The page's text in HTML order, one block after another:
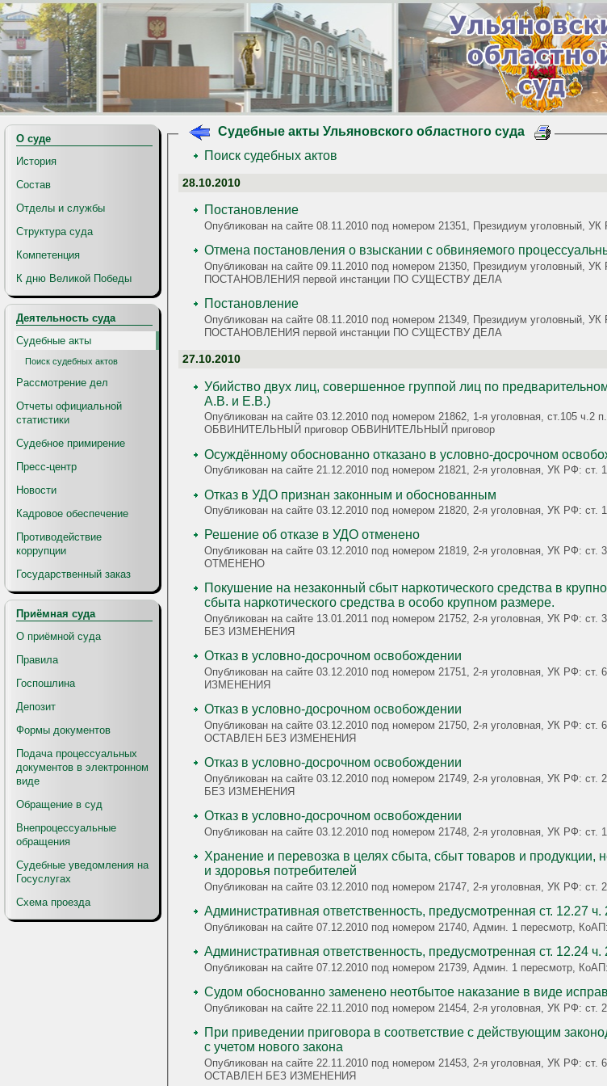
О суде
История
Состав
Отделы и службы
Структура суда
Компетенция
К дню Великой Победы
Деятельность суда
Судебные акты
Поиск судебных актов
Рассмотрение дел
Отчеты официальной
статистики
Судебное примирение
Пресс-центр
Новости
Кадровое обеспечение
Противодействие
коррупции
Государственный заказ
Приёмная суда
О приёмной суда
Правила
Госпошлина
Депозит
Формы документов
Подача процессуальных
документов в электронном
виде
Обращение в суд
Внепроцессуальные
обращения
Судебные уведомления на
Госуслугах
Схема проезда
Судебные акты Ульяновского областного суда
Поиск судебных актов
28.10.2010
Постановление
Опубликован на сайте 08.11.2010 под номером 21351, Президиум
Отмена постановления о взыскании с обвиняемого
Опубликован на сайте 09.11.2010 под номером 21350, Президиум уголовный,
ПОСТАНОВЛЕНИЯ первой инстанции ПО СУЩЕСТВУ ДЕЛА
Постановление
Опубликован на сайте 08.11.2010 под номером 21349, Президиум уголовный,
ПОСТАНОВЛЕНИЯ первой инстанции ПО СУЩЕСТВУ ДЕЛА
27.10.2010
Убийство двух лиц, совершенное группой лиц по
А.В. и Е.В.)
Опубликован на сайте 03.12.2010 под номером 21862, 1-я уголовная, ст.105 ч.2 п.п.а,в,ж,з; ст.162 ч.4 п.в;
ОБВИНИТЕЛЬНЫЙ приговор ОБВИНИТЕЛЬНЫЙ приговор
Опубликован на сайте 21.12.2010 под номером 21821, 2-я уголовная, УК РФ:
Отказ в УДО признан законным и обоснованным
Опубликован на сайте 03.12.2010 под номером 21820, 2-я уголовная, УК РФ:
Решение об отказе в УДО отменено
Опубликован на сайте 03.12.2010 под номером 21819, 2-я уголовная, УК РФ:
ОТМЕНЕНО
Покушение на незаконный сбыт наркотического средства в
сбыта наркотического средства в особо крупном размере.
Опубликован на сайте 13.01.2011 под номером 21752, 2-я уголовная, УК РФ: ст. 30 ч.3, ст. 228.1 ч.2 п.б; ст. 228 ч.2, судебный акт ОСТАВЛЕН
БЕЗ ИЗМЕНЕНИЯ
Отказ в условно-досрочном освобождении
Опубликован на сайте 03.12.2010 под номером 21751, 2-я уголовная, УК РФ:
ИЗМЕНЕНИЯ
Отказ в условно-досрочном освобождении
Опубликован на сайте 03.12.2010 под номером 21750, 2-я уголовная, УК РФ: ст.
ОСТАВЛЕН БЕЗ ИЗМЕНЕНИЯ
Отказ в условно-досрочном освобождении
Опубликован на сайте 03.12.2010 под номером 21749, 2-я уголовная, УК РФ:
БЕЗ ИЗМЕНЕНИЯ
Отказ в условно-досрочном освобождении
Опубликован на сайте 03.12.2010 под номером 21748, 2-я уголовная, УК РФ:
Хранение и перевозка в целях сбыта, сбыт товаров и
и здоровья потребителей
Опубликован на сайте 03.12.2010 под номером 21747, 2-я уголовная, УК РФ:
Административная ответственность, предусмотренная ст. 12.27
Опубликован на сайте 07.12.2010 под номером 21740, Админ. 1 пересмотр,
Административная ответственность, предусмотренная ст. 12.24
Опубликован на сайте 07.12.2010 под номером 21739, Админ. 1 пересмотр,
Судом обоснованно заменено неотбытое наказание в виде
Опубликован на сайте 22.11.2010 под номером 21454, 2-я уголовная, УК РФ:
При приведении приговора в соответствие с действующим
с учетом нового закона
Опубликован на сайте 22.11.2010 под номером 21453, 2-я уголовная, УК РФ: ст.
ОСТАВЛЕН БЕЗ ИЗМЕНЕНИЯ